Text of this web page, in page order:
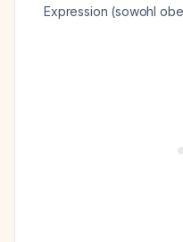
Expression (sowohl